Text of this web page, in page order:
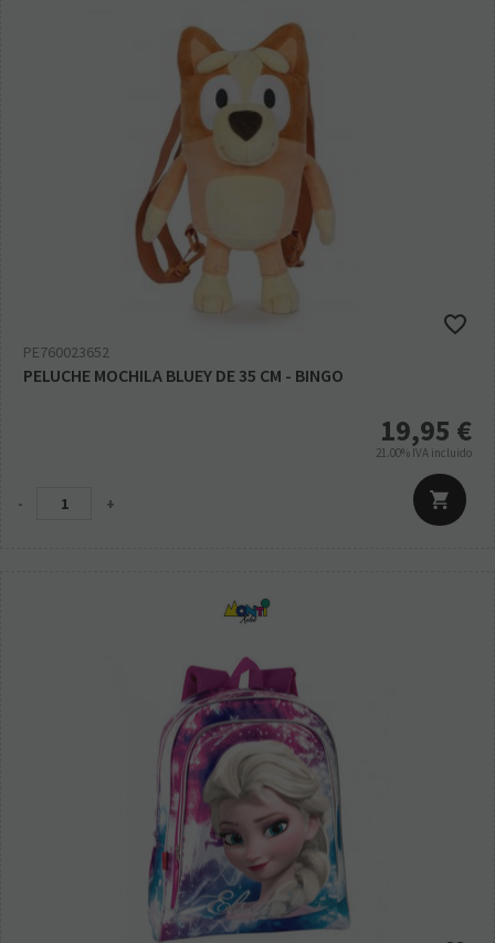
PE760023652
PELUCHE MOCHILA BLUEY DE 35 CM - BINGO
19,95 €
21.00% IVA incluido
- +